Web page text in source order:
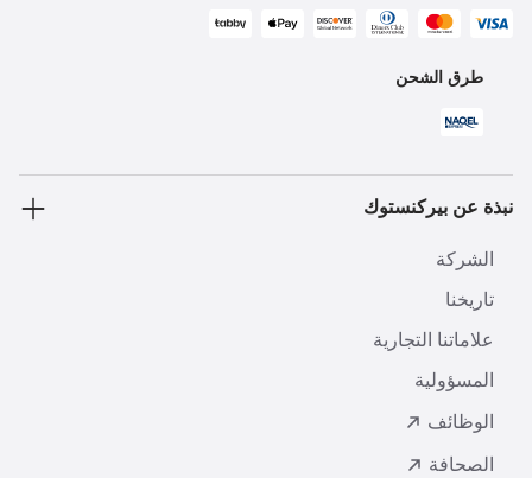
طرق الشحن
نبذة عن بيركنستوك
الشركة
تاريخنا
علاماتنا التجارية
المسؤولية
الوظائف
الصحافة